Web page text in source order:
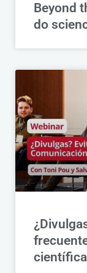
Beyond
do
científica